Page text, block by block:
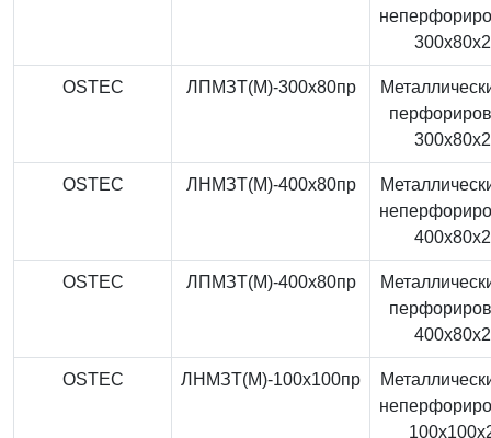
OSTEC ЛПМЗТ(М)-300x80пр
OSTEC ЛНМЗТ(М)-400x80пр
OSTEC ЛПМЗТ(М)-400x80пр
OSTEC ЛНМЗТ(М)-100x100пр